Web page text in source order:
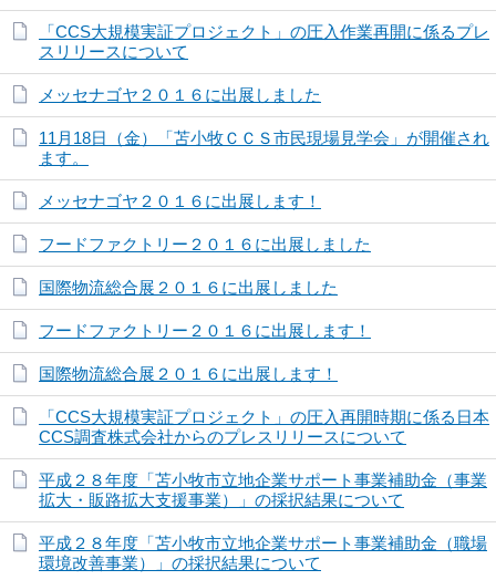
「CCS大規模実証プロジェクト」の圧入作業再開に係るプレ
スリリースについて
メッセナゴヤ２０１６に出展しました
11月18日（金）「苫小牧ＣＣＳ市民現場見学会」が開催され
ます。
メッセナゴヤ２０１６に出展します！
フードファクトリー２０１６に出展しました
国際物流総合展２０１６に出展しました
フードファクトリー２０１６に出展します！
国際物流総合展２０１６に出展します！
「CCS大規模実証プロジェクト」の圧入再開時期に係る日本
CCS調査株式会社からのプレスリリースについて
平成２８年度「苫小牧市立地企業サポート事業補助金（事業
拡大・販路拡大支援事業）」の採択結果について
平成２８年度「苫小牧市立地企業サポート事業補助金（職場
環境改善事業）」の採択結果について